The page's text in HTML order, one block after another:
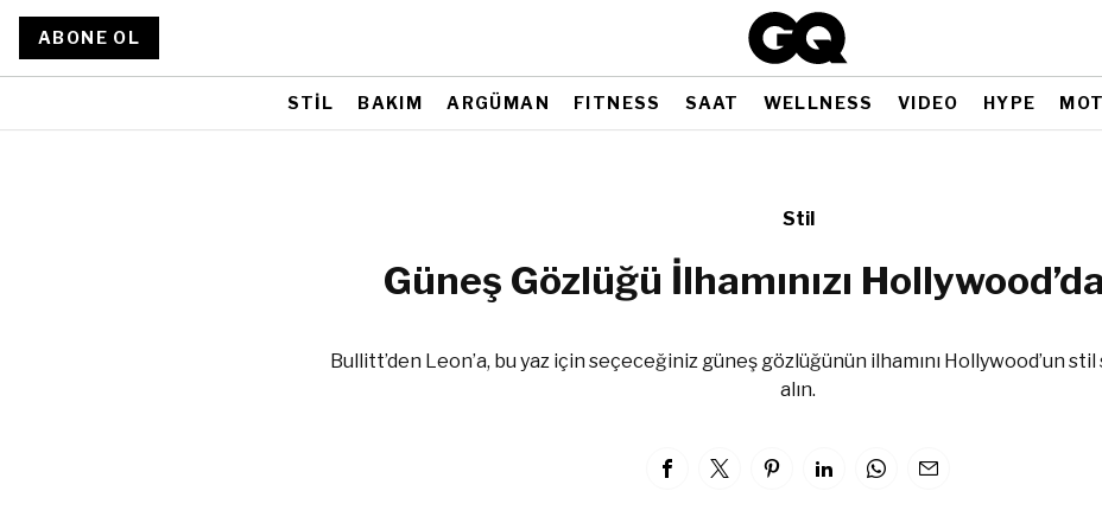
ABONE OL
STİL BAKIM ARGÜMAN FITNESS SAAT WELLNESS VIDEO HYPE
Stil
Güneş Gözlüğü İlhamınızı
Bullitt’den Leon’a, bu yaz için seçeceğiniz güneş gözlüğünün ilhamını Hollywood’un
alın.